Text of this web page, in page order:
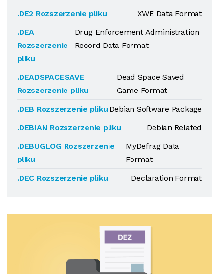
.DE2 Rozszerzenie pliku
XWE Data Format
.DEA
Rozszerzenie
pliku
Drug Enforcement Administration
Record Data Format
.DEADSPACESAVE
Rozszerzenie pliku
Dead Space Saved
Game Format
.DEB Rozszerzenie pliku Debian Software Package
.DEBIAN Rozszerzenie pliku
Debian Related
.DEBUGLOG Rozszerzenie
pliku
MyDefrag Data
Format
.DEC Rozszerzenie pliku
Declaration Format